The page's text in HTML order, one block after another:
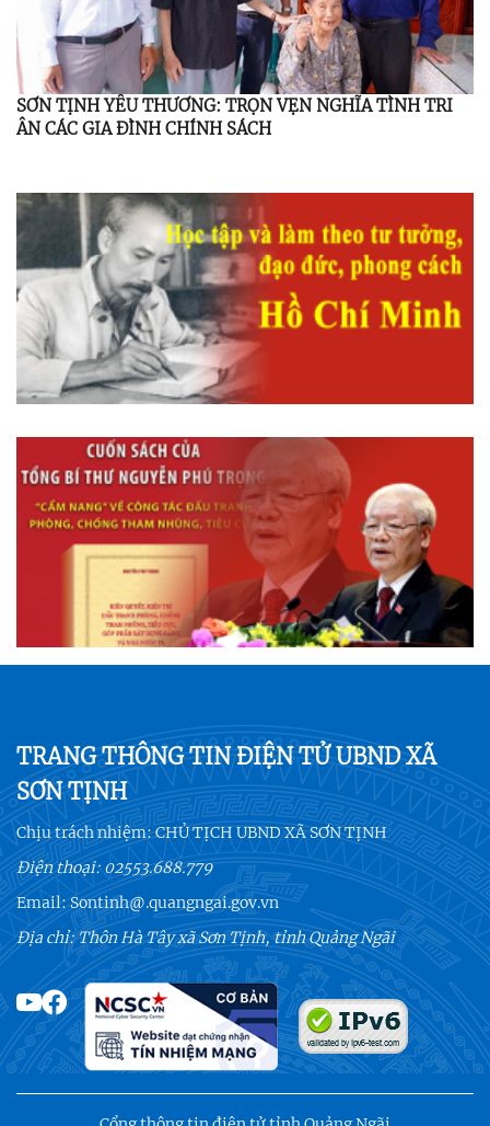
SƠN TỊNH YÊU THƯƠNG: TRỌN VẸN NGHĨA TÌNH TRI
ÂN CÁC GIA ĐÌNH CHÍNH SÁCH
TRANG THÔNG TIN ĐIỆN TỬ UBND XÃ
SƠN TỊNH
Chịu trách nhiệm:CHỦ TỊCH UBND XÃ SƠN TỊNH
Điện thoại:02553.688.779
Email:Sontinh@.quangngai.gov.vn
Địa chỉ: Thôn Hà Tây xã Sơn Tịnh, tỉnh Quảng Ngãi